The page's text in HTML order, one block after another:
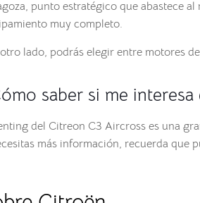
punto estratégico que abastece
muy completo.
lado, podrás elegir entre motores
saber si me
del Citreon C3 Aircross es una
más información, recuerda que